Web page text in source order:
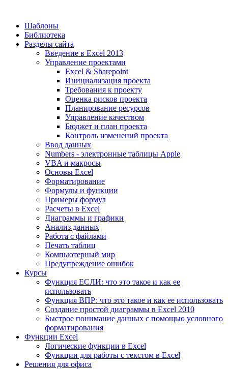
Шаблоны
Библиотека
Разделы сайта
Введение в Excel 2013
Управление проектами
Excel & Sharepoint
Инициализация проекта
Требования к проекту
Оценка рисков проекта
Планирование ресурсов
Управление качеством
Бюджет и план проекта
Контроль изменений проекта
Ввод данных
Numbers - электронные таблицы Apple
VBA и макросы
Основы Excel
Форматирование
Формулы и функции
Примеры формул
Расчеты в Excel
Диаграммы и графики
Анализ данных
Работа с файлами
Печать таблиц
Компьютерный мир
Предупреждение ошибок
Курсы
Функция ЕСЛИ: что это такое и как ее
использовать
Функция ВПР: что это такое и как ее использовать
Создание простой диаграммы в Excel 2010
Быстрое понимание данных с помощью условного
форматирования
Функции Excel
Логические функции в Excel
Функции для работы с текстом в Excel
Решения для офиса